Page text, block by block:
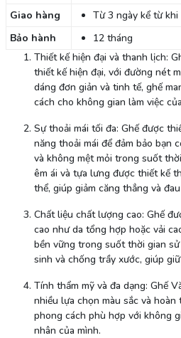
Giao hàng
Từ 3 ngày kể từ khi
Bảo hành
12 tháng
Thiết kế hiện đại và thanh lịch:
thiết kế hiện đại, với đường nét
dáng đơn giản và tinh tế, ghế
cách cho không gian làm việc
Sự thoải mái tối đa: Ghế được
năng thoải mái để đảm bảo bạn
và không mệt mỏi trong suốt
êm ái và tựa lưng được thiết kế
thể, giúp giảm căng thẳng và
Chất liệu chất lượng cao: Ghế
cao như da tổng hợp hoặc vải
bền vững trong suốt thời gian
sinh và chống trầy xước, giúp
Tính thẩm mỹ và đa dạng: Ghế
nhiều lựa chọn màu sắc và
phong cách phù hợp với không
nhân của mình.